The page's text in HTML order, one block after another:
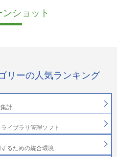
ンショット
リーの人気ランキング
計
イブラリ管理ソフト
るための統合環境